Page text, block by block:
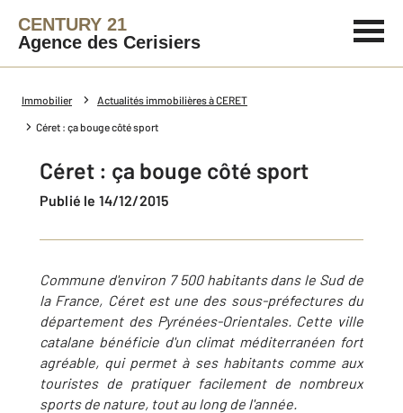
CENTURY 21
Agence des Cerisiers
Immobilier Actualités immobilières à CERET
Céret : ça bouge côté sport
Céret : ça bouge côté sport
Publié le 14/12/2015
Commune d'environ 7 500 habitants dans le Sud de
la France, Céret est une des sous-préfectures du
département des Pyrénées-Orientales. Cette ville
catalane bénéficie d'un climat méditerranéen fort
agréable, qui permet à ses habitants comme aux
touristes de pratiquer facilement de nombreux
sports de nature, tout au long de l'année.